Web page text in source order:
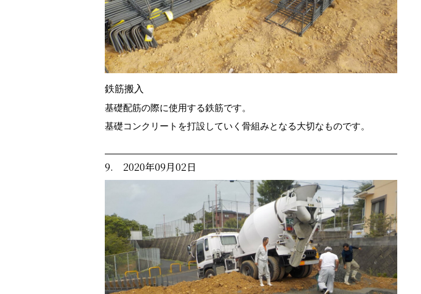
鉄筋搬入
基礎配筋の際に使用する鉄筋です。
基礎コンクリートを打設していく骨組みとなる大切なものです。
9. 2020年09月02日